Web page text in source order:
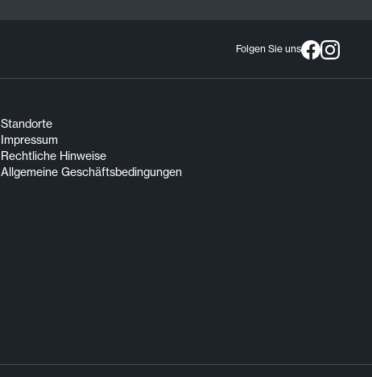
Folgen Sie uns
Standorte
Impressum
Rechtliche Hinweise
Allgemeine Geschäftsbedingungen